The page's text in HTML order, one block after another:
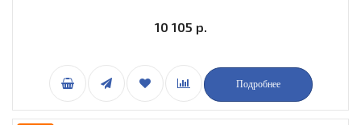
10 105 р.
Подробнее